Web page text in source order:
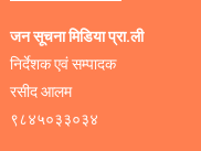
जन सूचना मिडिया प्रा.ली
निर्देशक एवं सम्पादक
रसीद आलम
९८४५०३३०३४